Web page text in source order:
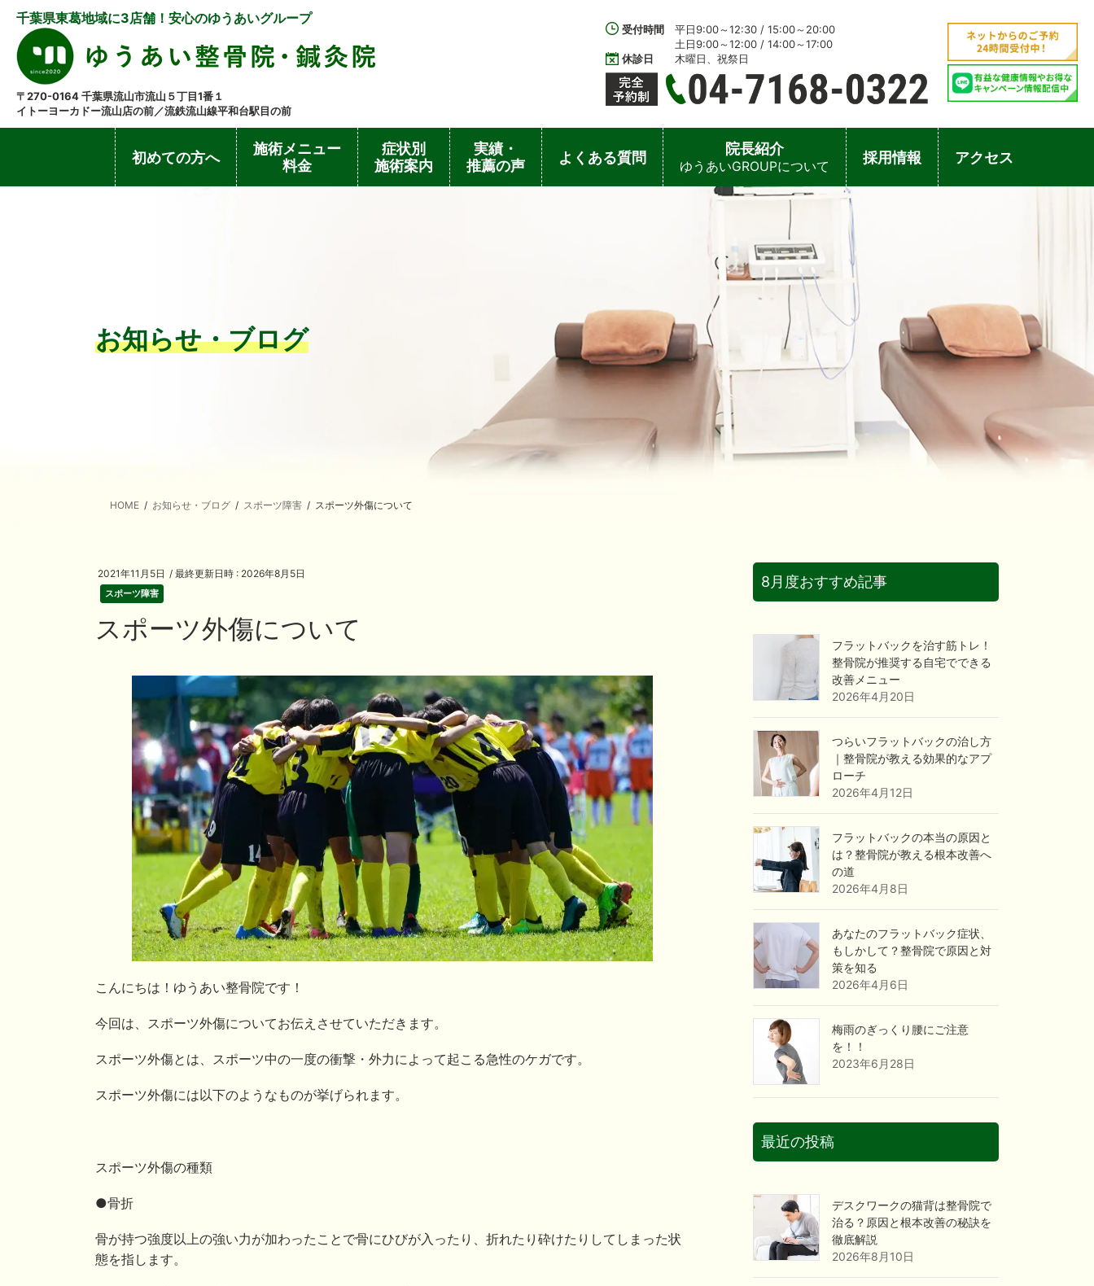
千葉県東葛地域に3店舗！安心のゆうあいグループ
〒270-0164 千葉県流山市流山５丁目1番１
イトーヨーカドー流山店の前／流鉄流山線平和台駅目の前
受付時間
平日9:00～12:30 / 15:00～20:00
土日9:00～12:00 / 14:00～17:00
休診日
木曜日、祝祭日
初めての方へ
施術メニュー
料金
症状別
施術案内
実績・
推薦の声
よくある質問 院長紹介
ゆうあいGROUPについて
採用情報 アクセス
お知らせ・ブログ
HOME お知らせ・ブログ スポーツ障害 スポーツ外傷について
2021年11月5日 / 最終更新日時 : 2026年8月5日
スポーツ障害
スポーツ外傷について
こんにちは！ゆうあい整骨院です！
今回は、スポーツ外傷についてお伝えさせていただきます。
スポーツ外傷とは、スポーツ中の一度の衝撃・外力によって起こる急性のケガです。
スポーツ外傷には以下のようなものが挙げられます。
スポーツ外傷の種類
●骨折
骨が持つ強度以上の強い力が加わったことで骨にひびが入ったり、折れたり砕けたりしてしまった状
態を指します。
8月度おすすめ記事
フラットバックを治す筋トレ！
整骨院が推奨する自宅でできる
改善メニュー
2026年4月20日
つらいフラットバックの治し方
｜整骨院が教える効果的なアプ
ローチ
2026年4月12日
フラットバックの本当の原因と
は？整骨院が教える根本改善へ
の道
2026年4月8日
あなたのフラットバック症状、
もしかして？整骨院で原因と対
策を知る
2026年4月6日
梅雨のぎっくり腰にご注意
を！！
2023年6月28日
最近の投稿
デスクワークの猫背は整骨院で
治る？原因と根本改善の秘訣を
徹底解説
2026年8月10日